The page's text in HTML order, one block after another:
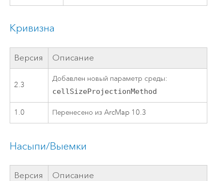
Кривизна
Версия Описание
2.3
Добавлен новый параметр среды:
cellSizeProjectionMethod
1.0 Перенесено из ArcMap 10.3
Насыпи/Выемки
Версия Описание